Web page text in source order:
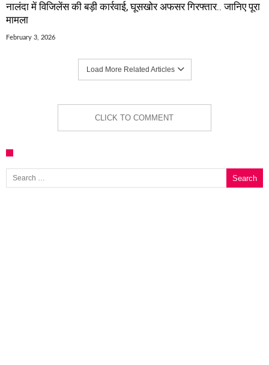
नालंदा में विजिलेंस की बड़ी कार्रवाई, घूसखोर अफसर गिरफ्तार.. जानिए पूरा
मामला
February 3, 2026
Load More Related Articles
CLICK TO COMMENT
Search for: